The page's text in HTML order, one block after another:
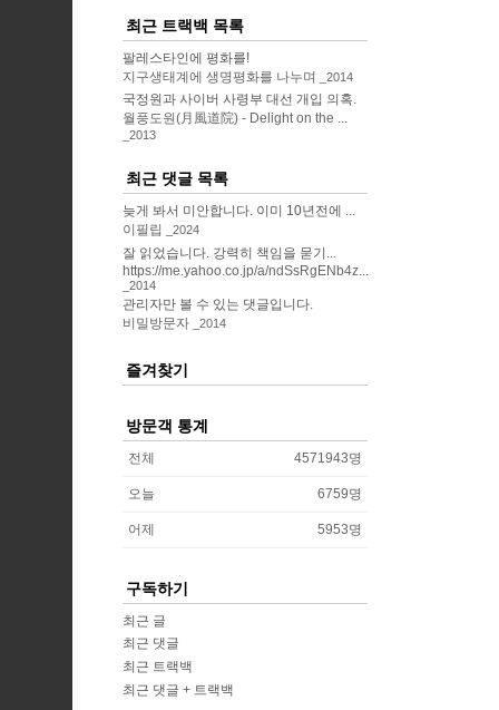
최근 트랙백 목록
팔레스타인에 평화를!
지구생태계에 생명평화를 나누며
2014
국정원과 사이버 사령부 대선 개입 의혹.
월풍도원(月風道院) - Delight on the ...
2013
최근 댓글 목록
늦게 봐서 미안합니다. 이미 10년전에 ...
이필립
2024
잘 읽었습니다. 강력히 책임을 묻기...
https://me.yahoo.co.jp/a/ndSsRgENb4z...
2014
관리자만 볼 수 있는 댓글입니다.
비밀방문자
2014
즐겨찾기
방문객 통계
전체 4571943명
오늘 6759명
어제 5953명
구독하기
최근 글
최근 댓글
최근 트랙백
최근 댓글 + 트랙백